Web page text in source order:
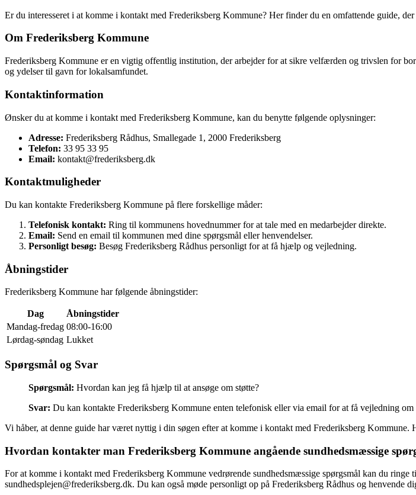
Er du interesseret i at komme i kontakt med Frederiksberg Kommune? Her finder du en omfattende guide,
Om Frederiksberg Kommune
Frederiksberg Kommune er en vigtig offentlig institution, der arbejder for at sikre velfærden og trivslen for
og ydelser til gavn for lokalsamfundet.
Kontaktinformation
Ønsker du at komme i kontakt med Frederiksberg Kommune, kan du benytte følgende oplysninger:
Adresse: Frederiksberg Rådhus, Smallegade 1, 2000 Frederiksberg
Telefon: 33 95 33 95
Email: kontakt@frederiksberg.dk
Kontaktmuligheder
Du kan kontakte Frederiksberg Kommune på flere forskellige måder:
Telefonisk kontakt: Ring til kommunens hovednummer for at tale med en medarbejder direkte.
Email: Send en email til kommunen med dine spørgsmål eller henvendelser.
Personligt besøg: Besøg Frederiksberg Rådhus personligt for at få hjælp og vejledning.
Åbningstider
Frederiksberg Kommune har følgende åbningstider:
Dag
Åbningstider
Mandag-fredag 08:00-16:00
Lørdag-søndag Lukket
Spørgsmål og Svar
Spørgsmål: Hvordan kan jeg få hjælp til at ansøge om støtte?
Svar: Du kan kontakte Frederiksberg Kommune enten telefonisk eller via email for at få vejledning om
Vi håber, at denne guide har været nyttig i din søgen efter at komme i kontakt med Frederiksberg
Hvordan kontakter man Frederiksberg Kommune angående sundhedsmæssige
For at komme i kontakt med Frederiksberg Kommune vedrørende sundhedsmæssige spørgsmål kan du
sundhedsplejen@frederiksberg.dk. Du kan også møde personligt op på Frederiksberg Rådhus og henvende